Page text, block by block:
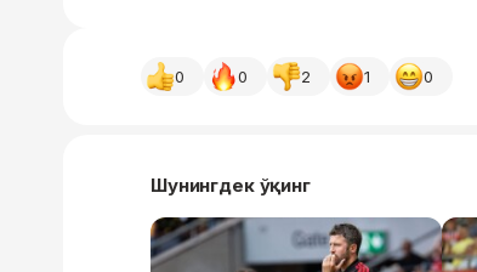
0 0 2 1 0
Шунингдек ўқинг